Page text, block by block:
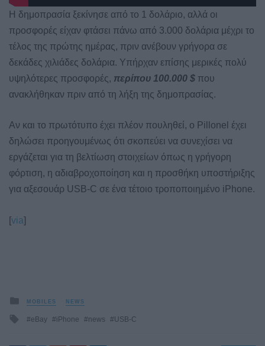
Η δημοπρασία ξεκίνησε από το 1 δολάριο, αλλά οι
προσφορές είχαν φτάσει πάνω από 3.000 δολάρια μέχρι το
τέλος της πρώτης ημέρας, πριν ανέβουν γρήγορα σε
δεκάδες χιλιάδες δολάρια. Υπήρχαν επίσης μερικές πολύ
υψηλότερες προσφορές, περίπου 100.000 $ που
ανακλήθηκαν πριν από τη λήξη της δημοπρασίας.
Αν και το πρωτότυπο έχει πλέον πουληθεί, ο Pillonel έχει
δηλώσει προηγουμένως ότι σκοπεύει να συνεχίσει να
εργάζεται για τη βελτίωση στοιχείων όπως η γρήγορη
φόρτιση, η αδιαβροχοποίηση και η προσθήκη υποστήριξης
για αξεσουάρ USB-C σε ένα τέτοιο τροποποιημένο iPhone.
[via]
Posted
in
MOBILES NEWS
Tagged
eBay iPhone news USB-C